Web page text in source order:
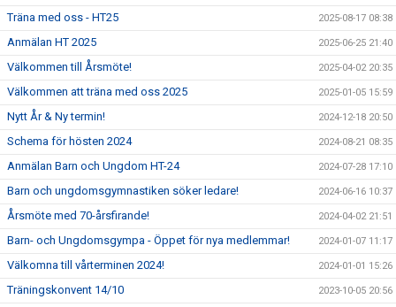
Träna med oss - HT25 2025-08-17 08:38
Anmälan HT 2025 2025-06-25 21:40
Välkommen till Årsmöte! 2025-04-02 20:35
Välkommen att träna med oss 2025 2025-01-05 15:59
Nytt År & Ny termin! 2024-12-18 20:50
Schema för hösten 2024 2024-08-21 08:35
Anmälan Barn och Ungdom HT-24 2024-07-28 17:10
Barn och ungdomsgymnastiken söker ledare! 2024-06-16 10:37
Årsmöte med 70-årsfirande! 2024-04-02 21:51
Barn- och Ungdomsgympa - Öppet för nya medlemmar! 2024-01-07 11:17
Välkomna till vårterminen 2024! 2024-01-01 15:26
Träningskonvent 14/10 2023-10-05 20:56